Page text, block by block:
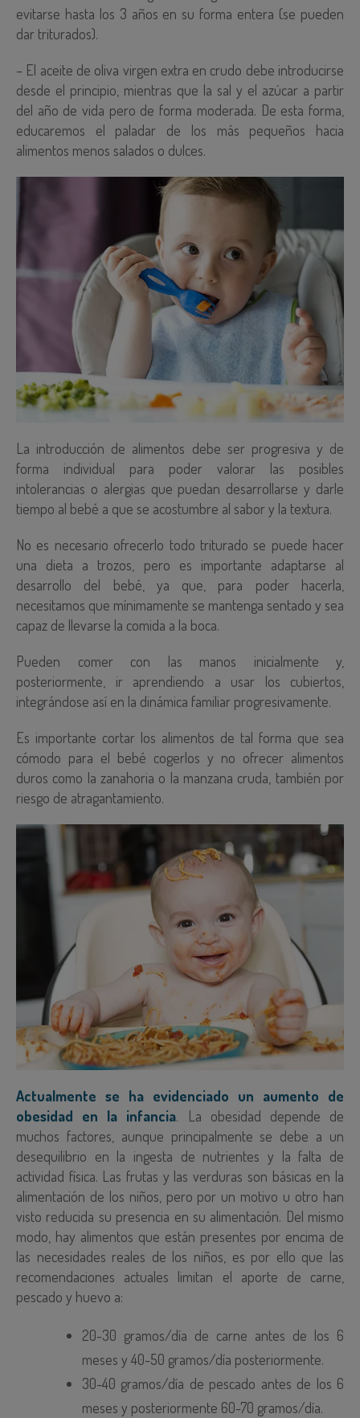
evitarse hasta los 3 años en su forma entera (se pueden
dar triturados).
– El aceite de oliva virgen extra en crudo debe introducirse
desde el principio, mientras que la sal y el azúcar a partir
del año de vida pero de forma moderada. De esta forma,
educaremos el paladar de los más pequeños hacia
alimentos menos salados o dulces.
La introducción de alimentos debe ser progresiva y de
forma individual para poder valorar las posibles
intolerancias o alergias que puedan desarrollarse y darle
tiempo al bebé a que se acostumbre al sabor y la textura.
No es necesario ofrecerlo todo triturado se puede hacer
una dieta a trozos, pero es importante adaptarse al
desarrollo del bebé, ya que, para poder hacerla,
necesitamos que mínimamente se mantenga sentado y sea
capaz de llevarse la comida a la boca.
Pueden comer con las manos inicialmente y,
posteriormente, ir aprendiendo a usar los cubiertos,
integrándose así en la dinámica familiar progresivamente.
Es importante cortar los alimentos de tal forma que sea
cómodo para el bebé cogerlos y no ofrecer alimentos
duros como la zanahoria o la manzana cruda, también por
riesgo de atragantamiento.
Actualmente se ha evidenciado un aumento de
obesidad en la infancia. La obesidad depende de
muchos factores, aunque principalmente se debe a un
desequilibrio en la ingesta de nutrientes y la falta de
actividad física. Las frutas y las verduras son básicas en la
alimentación de los niños, pero por un motivo u otro han
visto reducida su presencia en su alimentación. Del mismo
modo, hay alimentos que están presentes por encima de
las necesidades reales de los niños, es por ello que las
recomendaciones actuales limitan el aporte de carne,
pescado y huevo a:
20-30 gramos/día de carne antes de los 6
meses y 40-50 gramos/día posteriormente.
30-40 gramos/día de pescado antes de los 6
meses y posteriormente 60-70 gramos/día.